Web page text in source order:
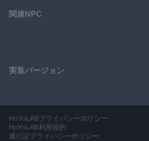
関連NPC
実装バージョン
HoYoLABプライバシーポリシー
HoYoLAB利用規約
通行証プライバシーポリシー